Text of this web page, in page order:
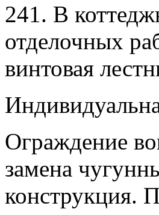
241. В
отделочных
винтовая
Ограждение
замена
конструкция.